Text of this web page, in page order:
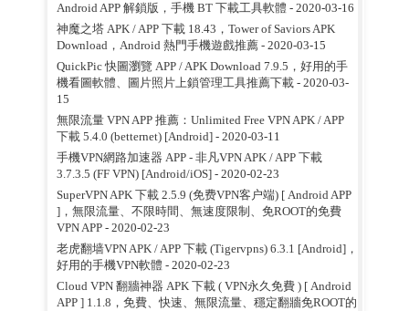
Android APP 解鎖版，手機 BT 下載工具軟體 - 2020-03-16
神魔之塔 APK / APP 下載 18.43，Tower of Saviors APK
Download，Android 熱門手機遊戲推薦- 2020-03-15
QuickPic 快圖瀏覽 APP / APK Download 7.9.5，好用的手
機看圖軟體、圖片照片上鎖管理工具推薦下載- 2020-03-
15
無限流量 VPN APP 推薦：Unlimited Free VPN APK / APP
下載 5.4.0 (betternet) [Android]- 2020-03-11
手機VPN網路加速器 APP - 非凡VPN APK / APP 下載
3.7.3.5 (FF VPN) [Android/iOS]- 2020-02-23
SuperVPN APK 下載 2.5.9 (免费VPN客户端) [ Android APP
]，無限流量、不限時間、無速度限制、免ROOT的免費
VPN APP- 2020-02-23
老虎翻墙VPN APK / APP 下載 (Tigervpns) 6.3.1 [Android]，
好用的手機VPN軟體 - 2020-02-23
Cloud VPN 翻牆神器 APK 下載 ( VPN永久免費 ) [ Android
APP ] 1.1.8，免費、快速、無限流量、穩定翻牆免ROOT的